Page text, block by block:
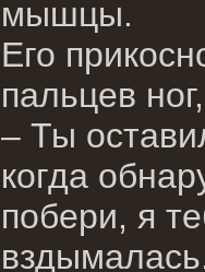
мышцы.
Его
пальцев
– Ты
когда
побери, я